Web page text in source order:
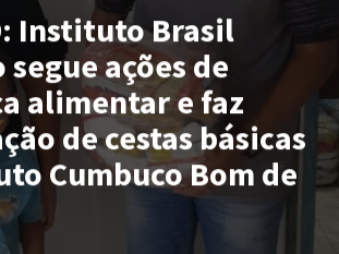
Instituto Brasil
ações de
alimentar e faz
de cestas básicas
Cumbuco Bom de